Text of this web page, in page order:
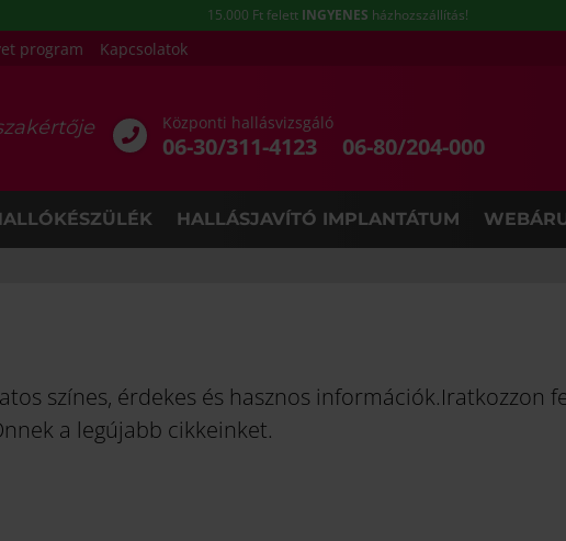
15.000 Ft felett INGYENES házhozszállítás!
program Kapcsolatok
Központi hallásvizsgáló
06-30/311-4123 06-80/204-000
HALLÁSJAVÍTÓ IMPLANTÁTUM
színes, érdekes és hasznos információk.Iratkozzon
a legújabb cikkeinket.